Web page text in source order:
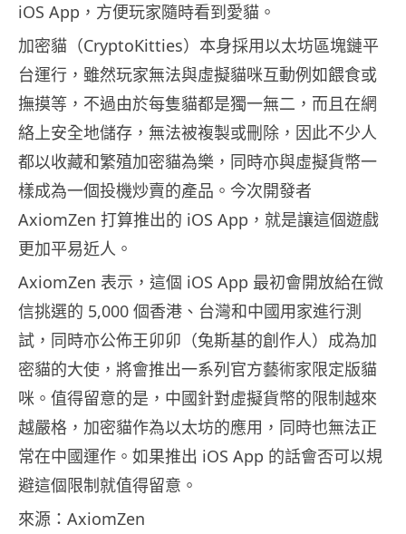
iOS App，方便玩家隨時看到愛貓。
加密貓（CryptoKitties）本身採用以太坊區塊鏈平
台運行，雖然玩家無法與虛擬貓咪互動例如餵食或
撫摸等，不過由於每隻貓都是獨一無二，而且在網
絡上安全地儲存，無法被複製或刪除，因此不少人
都以收藏和繁殖加密貓為樂，同時亦與虛擬貨幣一
樣成為一個投機炒賣的產品。今次開發者
AxiomZen 打算推出的 iOS App，就是讓這個遊戲
更加平易近人。
AxiomZen 表示，這個 iOS App 最初會開放給在微
信挑選的 5,000 個香港、台灣和中國用家進行測
試，同時亦公佈王卯卯（兔斯基的創作人）成為加
密貓的大使，將會推出一系列官方藝術家限定版貓
咪。值得留意的是，中國針對虛擬貨幣的限制越來
越嚴格，加密貓作為以太坊的應用，同時也無法正
常在中國運作。如果推出 iOS App 的話會否可以規
避這個限制就值得留意。
來源：AxiomZen